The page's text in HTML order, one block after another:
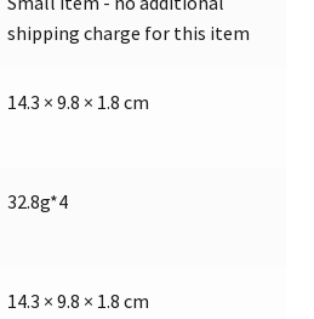
shipping charge for this item
14.3 × 9.8 × 1.8 cm
32.8g*4
14.3 × 9.8 × 1.8 cm